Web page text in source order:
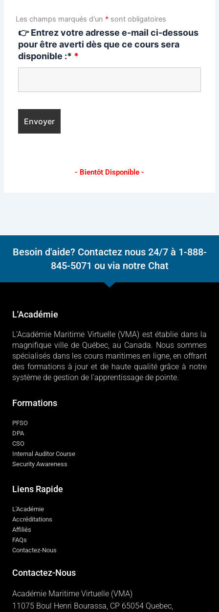
Les champs marqués d'un * sont obligatoires
👉 Entrez votre adresse e-mail ci-dessous
pour être averti dès que ce cours sera
disponible :* *
- Bientôt Disponible -
Besoin d'aide? Contactez nous 24/7 à 1-888-
845-5071 ou via notre Chat
L'Académie
L'Académie Maritime Virtuelle (VMA) est établie dans la
magnifique ville de Québec, au Canada. Nous sommes
spécialisés dans les cours maritimes en ligne, en offrant
des formations à jour et de haute qualité grâce à notre
système de gestion de l'apprentissage de pointe.
Formations
PFSO
DPA
CSO
Internal Auditor Course
Security Awareness
Liens Rapide
L'Académie
Accréditations
Affiliés
FAQs
Contactez-Nous
Contactez-Nous
Académie Maritime Virtuelle (VMA)
11075 Boul Henri Bourassa, CP 65054 Quebec,